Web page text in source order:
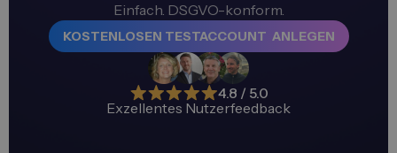
Einfach. DSGVO-konform.
KOSTENLOSEN TESTACCOUNT ANLEGEN
4.8 / 5.0
Exzellentes Nutzerfeedback